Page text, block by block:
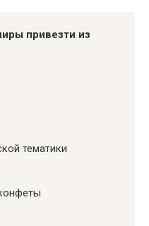
привезти из
тематики